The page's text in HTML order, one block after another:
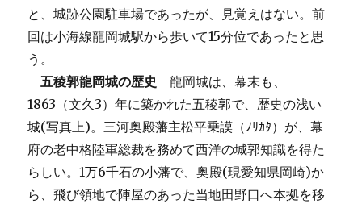
と、城跡公園駐車場であったが、見覚えはない。前
回は小海線龍岡城駅から歩いて15分位であったと思
う。
五稜郭龍岡城の歴史
龍岡城は、幕末も、
1863（文久3）年に築かれた五稜郭で、歴史の浅い
城(写真上)。三河奥殿藩主松平乗謨（ﾉﾘｶﾀ）が、幕
府の老中格陸軍総裁を務めて西洋の城郭知識を得た
らしい。1万6千石の小藩で、奥殿(現愛知県岡崎)か
ら、飛び領地で陣屋のあった当地田野口へ本拠を移